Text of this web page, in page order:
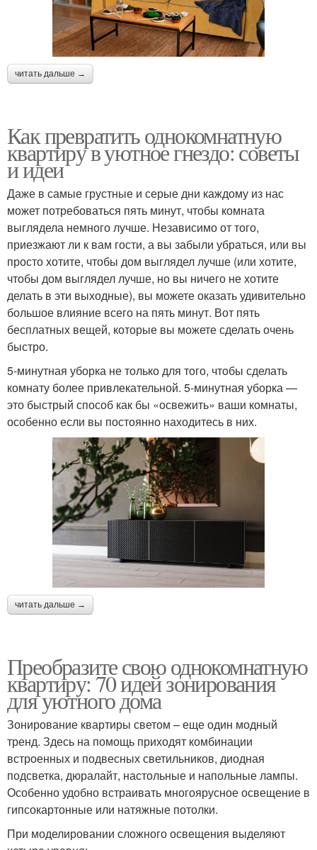
читать дальше →
Как превратить однокомнатную
квартиру в уютное гнездо: советы
и идеи
Даже в самые грустные и серые дни каждому из нас
может потребоваться пять минут, чтобы комната
выглядела немного лучше. Независимо от того,
приезжают ли к вам гости, а вы забыли убраться, или вы
просто хотите, чтобы дом выглядел лучше (или хотите,
чтобы дом выглядел лучше, но вы ничего не хотите
делать в эти выходные), вы можете оказать удивительно
большое влияние всего на пять минут. Вот пять
бесплатных вещей, которые вы можете сделать очень
быстро.
5-минутная уборка не только для того, чтобы сделать
комнату более привлекательной. 5-минутная уборка —
это быстрый способ как бы «освежить» ваши комнаты,
особенно если вы постоянно находитесь в них.
читать дальше →
Преобразите свою однокомнатную
квартиру: 70 идей зонирования
для уютного дома
Зонирование квартиры светом – еще один модный
тренд. Здесь на помощь приходят комбинации
встроенных и подвесных светильников, диодная
подсветка, дюралайт, настольные и напольные лампы.
Особенно удобно встраивать многоярусное освещение в
гипсокартонные или натяжные потолки.
При моделировании сложного освещения выделяют